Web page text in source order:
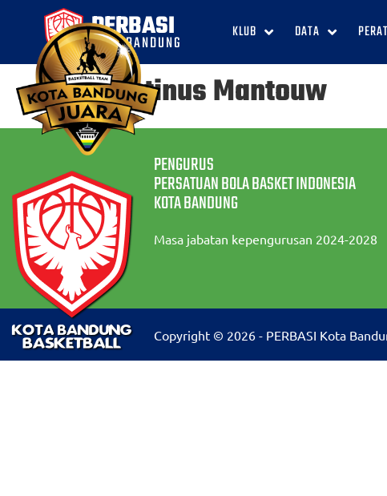
PERBASI
KOTA BANDUNG KLUB DATA
Agustinus Mantouw
PENGURUS
PERSATUAN BOLA BASKET INDONESIA
KOTA BANDUNG
Masa jabatan kepengurusan 2024-2028
Copyright © 2026 - PERBASI Kota